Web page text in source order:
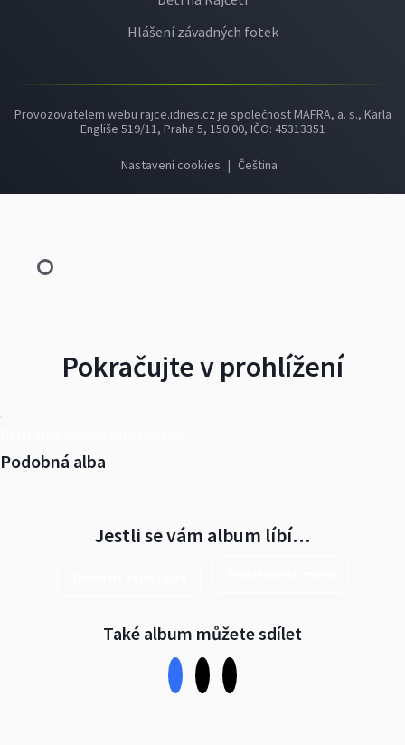
Hlášení závadných fotek
Provozovatelem webu rajce.idnes.cz je společnost MAFRA, a. s., Karla
Engliše 519/11, Praha 5, 150 00, IČO: 45313351
Nastavení cookies | Čeština
Pokračujte v prohlížení
Podobná alba
Jestli se vám album líbí…
Také album můžete sdílet